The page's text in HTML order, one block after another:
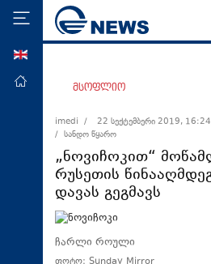
მთავარი
ეკონომიკა
მსოფლიო
ჯანდაცვა
საზოგადოება
სამართალი
მსოფლიო
imedi /
22 სექტემბერი 2019, 16:24
/ სანდო წყარო
„ნოვიჩოკით“
რუსეთის
დავას გეგმავს
ჩარლი როული